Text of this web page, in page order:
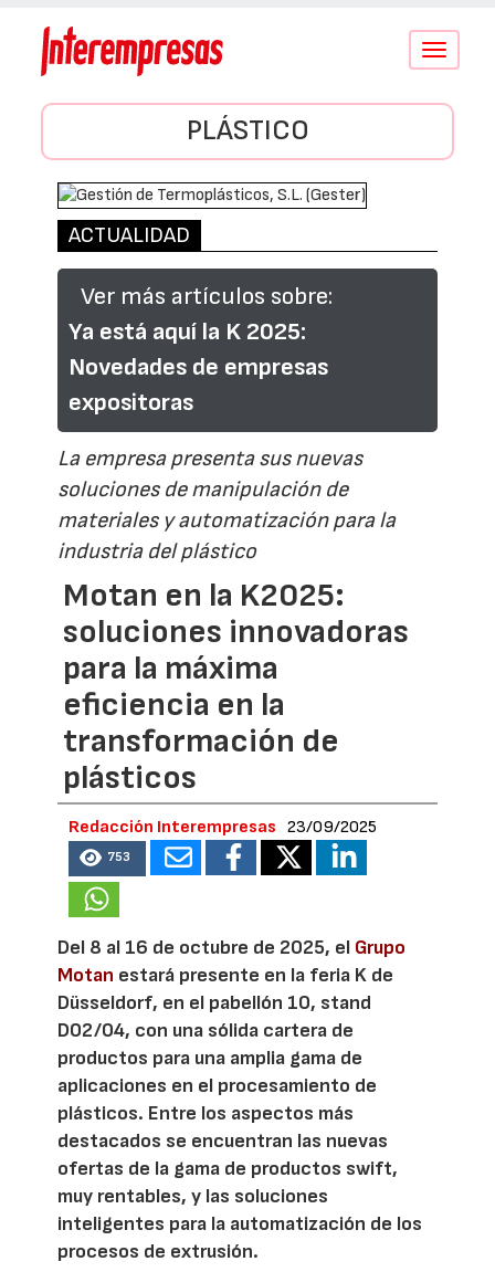
Conmutar
PLÁSTICO
ACTUALIDAD
Ver más artículos sobre:
Ya está aquí la K 2025:
Novedades de empresas
expositoras
La empresa presenta sus nuevas
soluciones de manipulación de
materiales y automatización para la
industria del plástico
Motan en la K2025:
soluciones innovadoras
para la máxima
eficiencia en la
transformación de
plásticos
Redacción Interempresas 23/09/2025
753
Del 8 al 16 de octubre de 2025, el Grupo
Motan estará presente en la feria K de
Düsseldorf, en el pabellón 10, stand
D02/04, con una sólida cartera de
productos para una amplia gama de
aplicaciones en el procesamiento de
plásticos. Entre los aspectos más
destacados se encuentran las nuevas
ofertas de la gama de productos swift,
muy rentables, y las soluciones
inteligentes para la automatización de los
procesos de extrusión.